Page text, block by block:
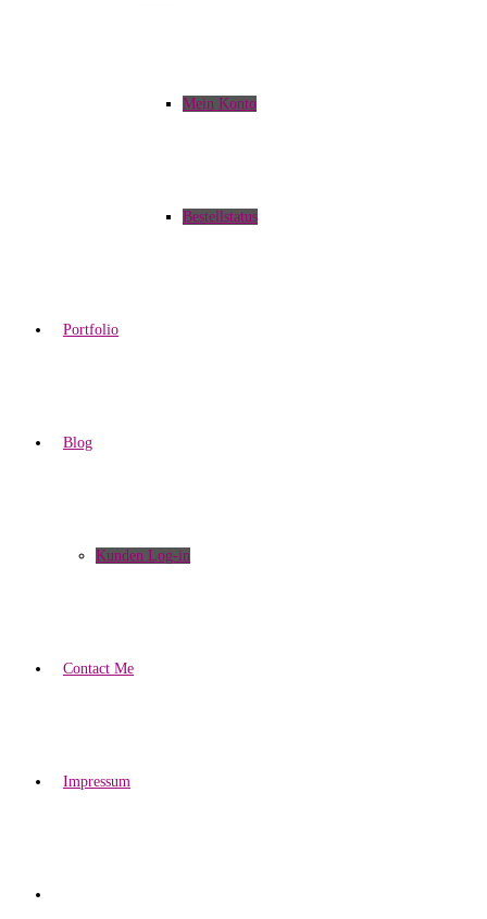
Mein Konto
Bestellstatus
Portfolio
Blog
Kunden Log-in
Contact Me
Impressum